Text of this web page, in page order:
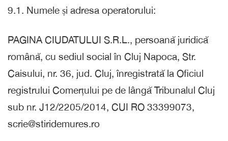
9.1. Numele și adresa operatorului:
PAGINA CIUDATULUI S.R.L., persoană juridică
română, cu sediul social în Cluj Napoca, Str.
Caisului, nr. 36, jud. Cluj, înregistrată la Oficiul
registrului Comerțului pe de lângă Tribunalul Cluj
sub nr. J12/2205/2014, CUI RO 33399073,
scrie@stiridemures.ro